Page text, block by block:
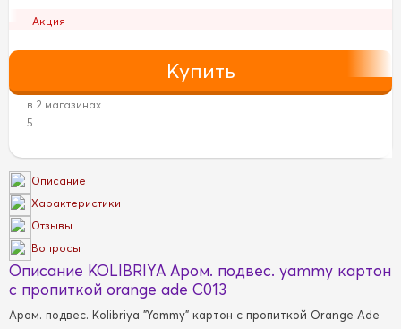
Акция
в 2 магазинах
5
Описание
Характеристики
Отзывы
Вопросы
Описание KOLIBRIYA Аром. подвес. yammy картон
с пропиткой orange ade C013
Аром. подвес. Kolibriya "Yammy" картон с пропиткой Orange Ade